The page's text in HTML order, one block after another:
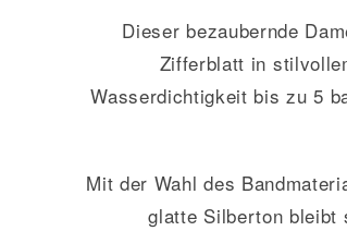
Dieser bezaubernde
Zifferblatt in
Wasserdichtigkeit bis zu 5
Mit der Wahl des
glatte Silberton bleibt